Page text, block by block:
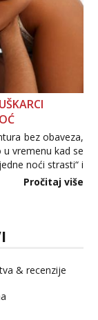
bez obaveza,
vremenu kad se
noći strasti“ i
misle žene, a što
Pročitaj više
& recenzije